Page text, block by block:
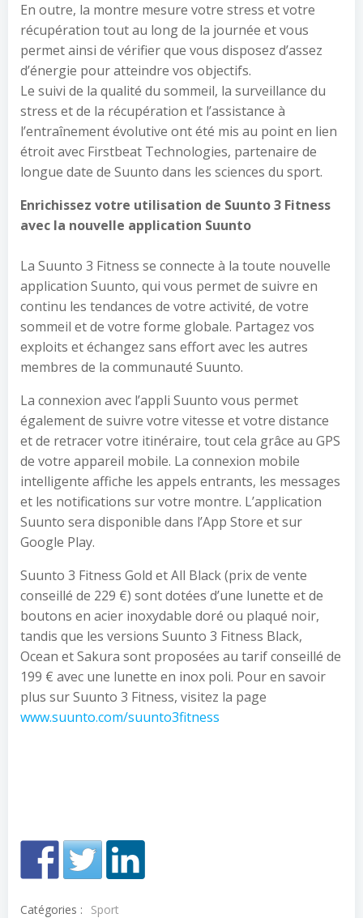
En outre, la montre mesure votre stress et votre
récupération tout au long de la journée et vous
permet ainsi de vérifier que vous disposez d’assez
d’énergie pour atteindre vos objectifs.
Le suivi de la qualité du sommeil, la surveillance du
stress et de la récupération et l’assistance à
l’entraînement évolutive ont été mis au point en lien
étroit avec Firstbeat Technologies, partenaire de
longue date de Suunto dans les sciences du sport.
Enrichissez votre utilisation de Suunto 3 Fitness
avec la nouvelle application Suunto
La Suunto 3 Fitness se connecte à la toute nouvelle
application Suunto, qui vous permet de suivre en
continu les tendances de votre activité, de votre
sommeil et de votre forme globale. Partagez vos
exploits et échangez sans effort avec les autres
membres de la communauté Suunto.
La connexion avec l’appli Suunto vous permet
également de suivre votre vitesse et votre distance
et de retracer votre itinéraire, tout cela grâce au GPS
de votre appareil mobile. La connexion mobile
intelligente affiche les appels entrants, les messages
et les notifications sur votre montre. L’application
Suunto sera disponible dans l’App Store et sur
Google Play.
Suunto 3 Fitness Gold et All Black (prix de vente
conseillé de 229 €) sont dotées d’une lunette et de
boutons en acier inoxydable doré ou plaqué noir,
tandis que les versions Suunto 3 Fitness Black,
Ocean et Sakura sont proposées au tarif conseillé de
199 € avec une lunette en inox poli. Pour en savoir
plus sur Suunto 3 Fitness, visitez la page
www.suunto.com/suunto3fitness
Catégories : Sport